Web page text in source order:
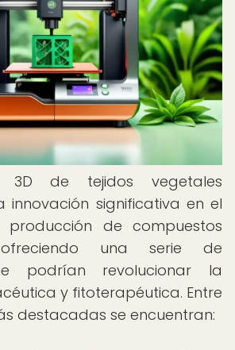
3D de tejidos vegetales
innovación significativa en el
de compuestos
ofreciendo una serie de
podrían revolucionar la
y fitoterapéutica. Entre
destacadas se encuentran: